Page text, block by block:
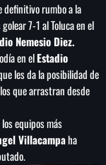
a casa de
de Todd
de EE.UU.
definitivo rumbo a la
7-1 al Toluca en el
Nemesio Diez.
en elEstadio
les da la posibilidad de
que arrastran desde
equipos más
Villacampaha